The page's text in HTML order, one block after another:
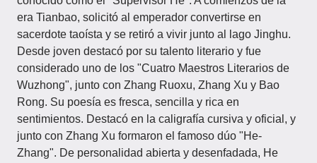
era Tianbao, solicitó al emperador convertirse en
sacerdote taoísta y se retiró a vivir junto al lago Jinghu.
Desde joven destacó por su talento literario y fue
considerado uno de los "Cuatro Maestros Literarios de
Wuzhong", junto con Zhang Ruoxu, Zhang Xu y Bao
Rong. Su poesía es fresca, sencilla y rica en
sentimientos. Destacó en la caligrafía cursiva y oficial, y
junto con Zhang Xu formaron el famoso dúo "He-
Zhang". De personalidad abierta y desenfadada, He